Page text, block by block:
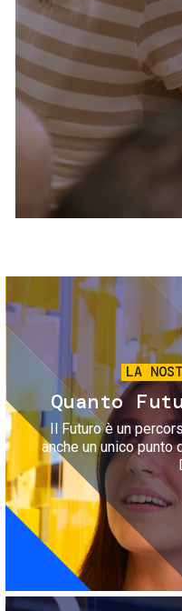
Servizi e
Contatti
FAQ
LA
Quanto
Il Futuro è un
anche un unico punto